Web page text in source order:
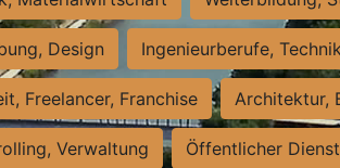
Design Ingenieurberufe,
Freelancer, Franchise Architektur,
Verwaltung Öffentlicher Dienst